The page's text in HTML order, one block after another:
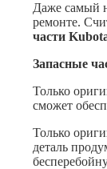
Даже самый
ремонте.
части
Запасные
Только
сможет
Только
деталь